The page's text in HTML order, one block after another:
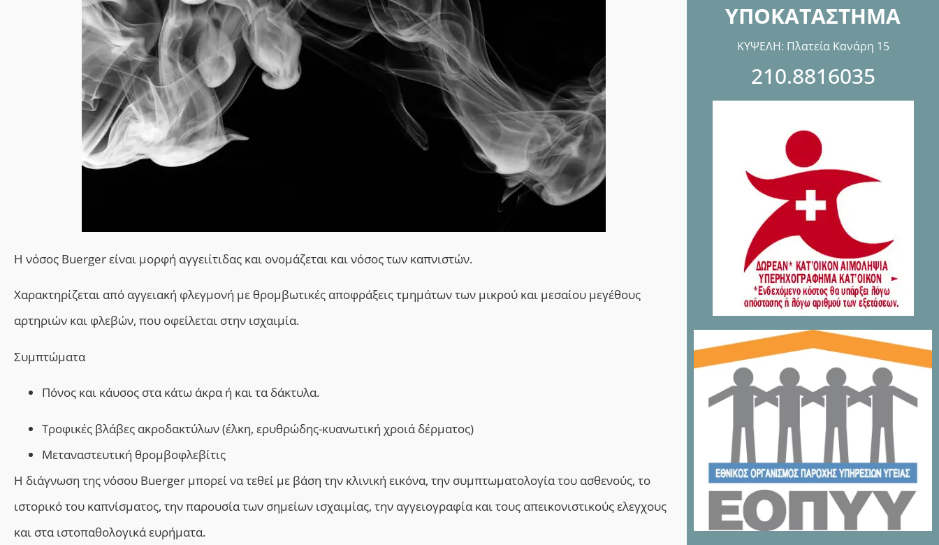
Η νόσος Buerger είναι μορφή αγγειίτιδας και ονομάζεται και νόσος των καπνιστών.
Χαρακτηρίζεται από αγγειακή φλεγμονή με θρομβωτικές αποφράξεις τμημάτων των μικρού και μεσαίου μεγέθους
αρτηριών και φλεβών, που οφείλεται στην ισχαιμία.
Συμπτώματα
Πόνος και κάυσος στα κάτω άκρα ή και τα δάκτυλα.
Τροφικές βλάβες ακροδακτύλων (έλκη, ερυθρώδης-κυανωτική χροιά δέρματος)
Μεταναστευτική θρομβοφλεβίτις
Η διάγνωση της νόσου Buerger μπορεί να τεθεί με βάση την κλινική εικόνα, την συμπτωματολογία του ασθενούς, το
ιστορικό του καπνίσματος, την παρουσία των σημείων ισχαιμίας, την αγγειογραφία και τους απεικονιστικούς ελεγχους
και στα ιστοπαθολογικά ευρήματα.
ΥΠΟΚΑΤΑΣΤΗΜΑ
ΚΥΨΕΛΗ: Πλατεία Κανάρη 15
210.8816035